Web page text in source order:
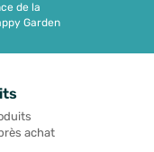
de la
Garden
achat